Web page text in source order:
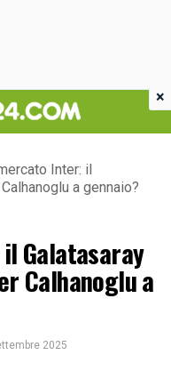
Inter: il
a gennaio?
Galatasaray
Calhanoglu a
2025
×